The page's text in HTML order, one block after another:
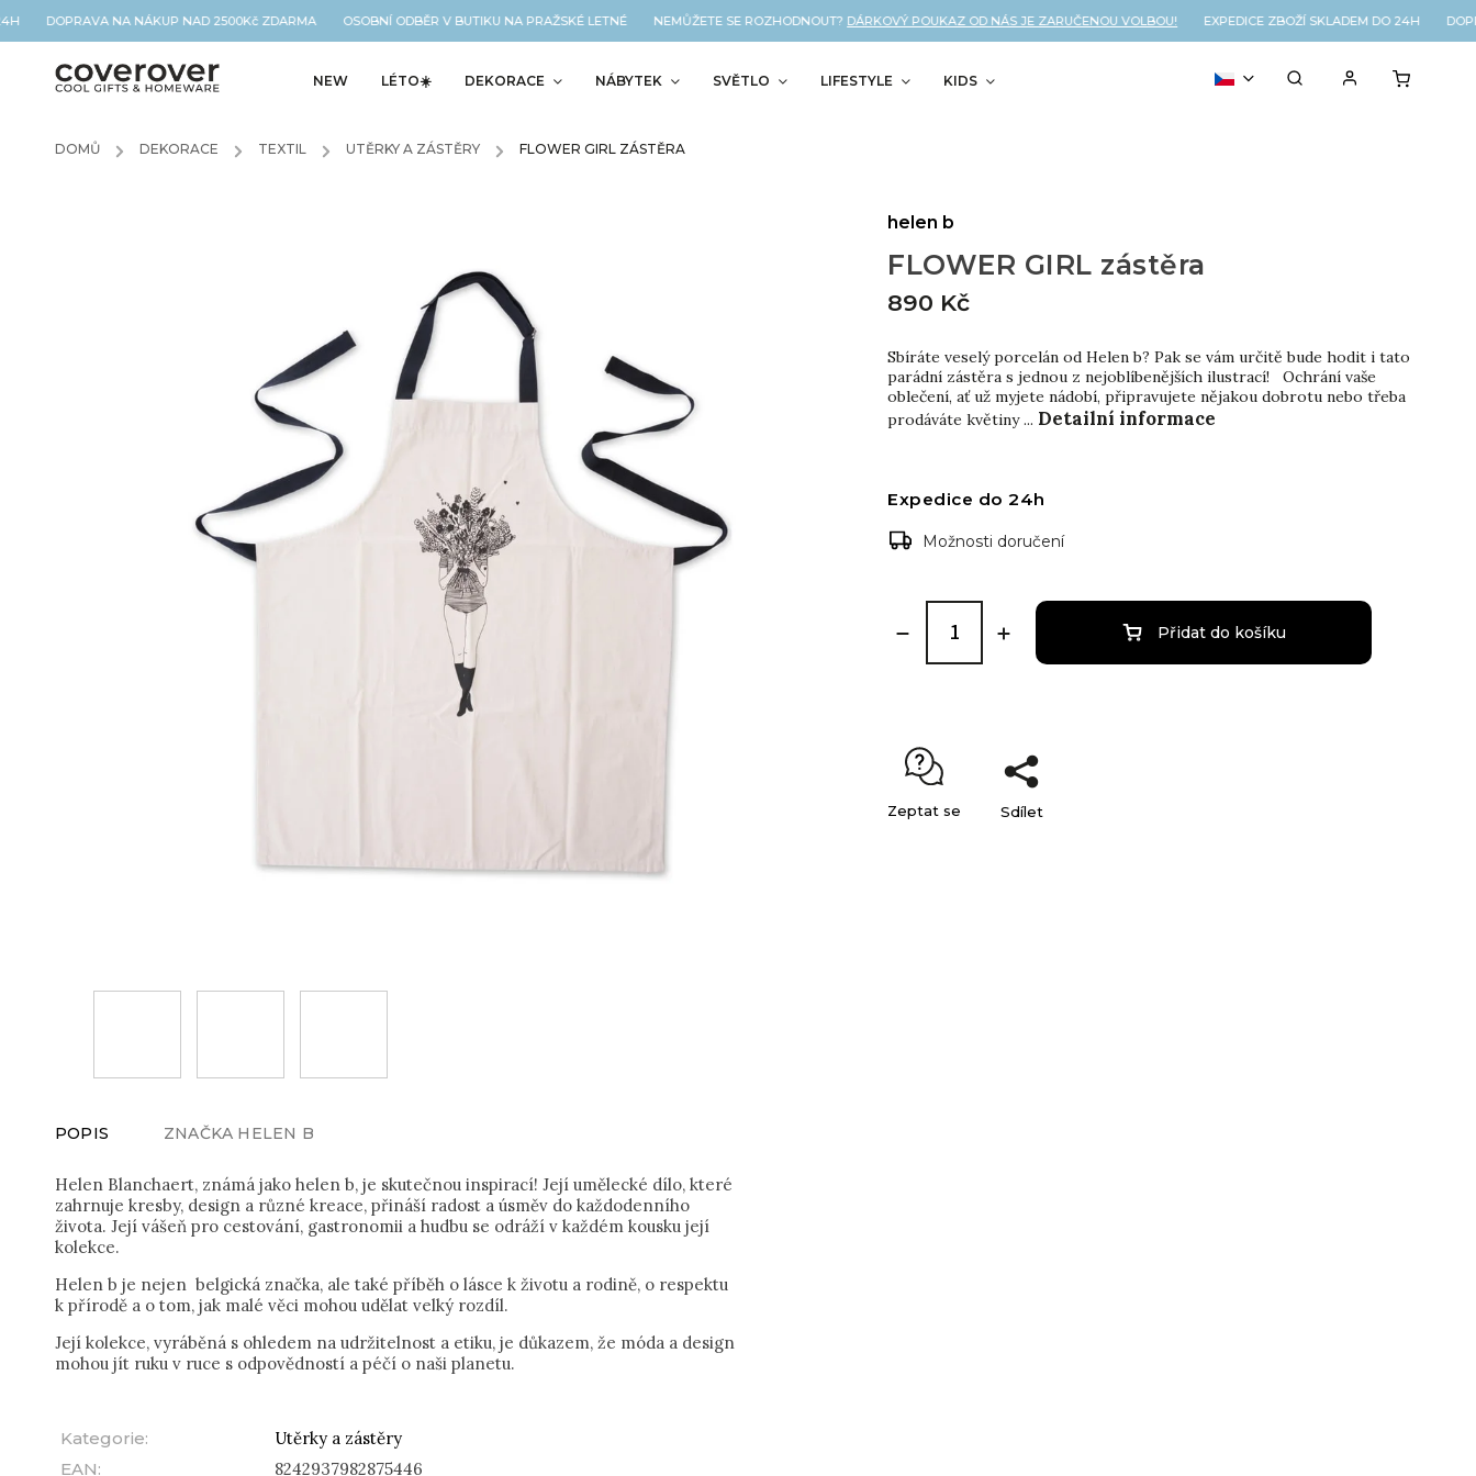
DOPRAVA NA NÁKUP NAD 2500Kč ZDARMA OSOBNÍ ODBĚR V BUTIKU NA PRAŽSKÉ LETNÉ NEMŮŽETE SE ROZHODNOUT?DÁRKOVÝ POUKAZ OD NÁS JE ZARUČENOU VOLBOU! EXPEDICE ZBOŽÍ SKLADEM DO 24H
NEW LÉTO☀️ DEKORACE NÁBYTEK SVĚTLO LIFESTYLE KIDS
DOMŮ / DEKORACE / TEXTIL / UTĚRKY A ZÁSTĚRY / FLOWER GIRL ZÁSTĚRA
FLOWER GIRL zástěra
890 Kč
Sbíráte veselý porcelán od Helen b? Pak se vám určitě bude hodit i tato
parádní zástěra s jednou z nejoblíbenějších ilustrací! Ochrání vaše
oblečení, ať už myjete nádobí, připravujete nějakou dobrotu nebo třeba
prodáváte květiny ... Detailní informace
helen b
Expedice do 24h
Možnosti doručení
Přidat do košíku
Zeptat se Sdílet
POPIS ZNAČKA HELEN B
Helen Blanchaert, známá jako helen b, je skutečnou inspirací! Její umělecké dílo, které
zahrnuje kresby, design a různé kreace, přináší radost a úsměv do každodenního
života. Její vášeň pro cestování, gastronomii a hudbu se odráží v každém kousku její
kolekce.
Helen b je nejen belgická značka, ale také příběh o lásce k životu a rodině, o respektu
k přírodě a o tom, jak malé věci mohou udělat velký rozdíl.
Její kolekce, vyráběná s ohledem na udržitelnost a etiku, je důkazem, že móda a design
mohou jít ruku v ruce s odpovědností a péčí o naši planetu.
Kategorie:
Utěrky a zástěry
EAN: 8242937982875446